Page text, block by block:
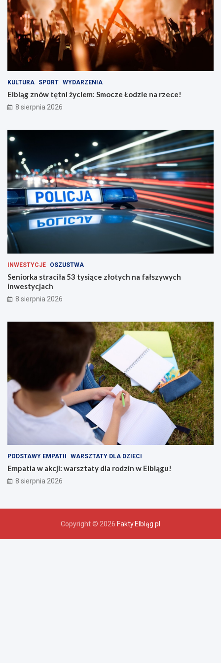
r
o
ż
n
o
i
n
d
r
a
c
e
n
a
r
z
e
e
!
KULTURA SPORT WYDARZENIA
Elbląg znów tętni życiem: Smocze Łodzie na rzece!
8 sierpnia 2026
INWESTYCJE OSZUSTWA
Seniorka straciła 53 tysiące złotych na fałszywych
inwestycjach
8 sierpnia 2026
PODSTAWY EMPATII WARSZTATY DLA DZIECI
Empatia w akcji: warsztaty dla rodzin w Elblągu!
8 sierpnia 2026
Copyright © 2026 Fakty.Elbląg.pl